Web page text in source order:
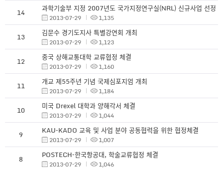
14 과학기술부 지정 2007년도 국가지정연구실(NRL) 신규사업 선정
2013-07-29 1,135
13 김문수 경기도지사 특별강연회 개최
2013-07-29 1,123
12 중국 상해교통대학 교류협정 체결
2013-07-29 1,160
11 개교 제55주년 기념 국제심포지엄 개최
2013-07-29 1,184
10 미국 Drexel 대학과 양해각서 체결
2013-07-29 1,044
9 KAU-KADO 교육 및 사업 분야 공동협력을 위한 협정체결
2013-07-29 1,007
8 POSTECH-한국항공대, 학술교류협정 체결
2013-07-29 1,046